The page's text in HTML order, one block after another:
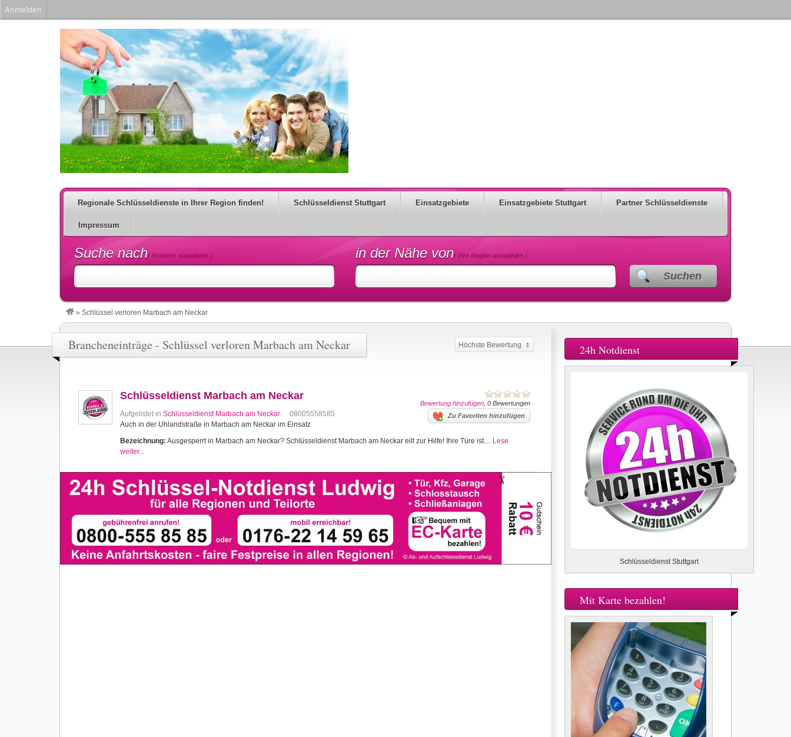
Regionale Schlüsseldienste in Ihrer Region finden! Schlüsseldienst Stuttgart Einsatzgebiete Einsatzgebiete Stuttgart Partner Schlüsseldienste
Impressum
Suche nach( Branche auswählen ) in der Nähe von( Ihre Region auswählen )
Suchen
» Schlüssel verloren Marbach am Neckar
Brancheneinträge - Schlüssel verloren Marbach am Neckar Höchste Bewertung
Bewertung hinzufügen , 0 Bewertungen
Schlüsseldienst Marbach am Neckar
Aufgelistet in Schlüsseldienst Marbach am Neckar Zu Favoriten hinzufügen
08005558585
Auch in der Uhlandstraße in Marbach am Neckar im Einsatz
Bezeichnung: Ausgesperrt in Marbach am Neckar? Schlüsseldienst Marbach am Neckar eilt zur Hilfe! Ihre Türe ist… Lese
weiter...
24h Notdienst
Schlüsseldienst Stuttgart
Mit Karte bezahlen!
Anmelden